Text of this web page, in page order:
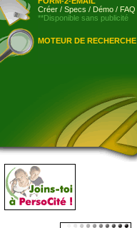
Créer / Specs / Démo / FAQ
**Disponible sans publicité
MOTEUR DE RECHERCHE